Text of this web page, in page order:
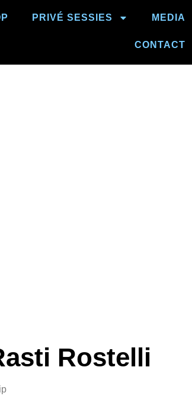
PRIVÉ SESSIES MEDIA
CONTACT
Rostelli